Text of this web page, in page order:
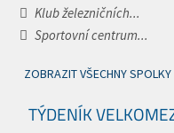
Klub železničních...
Sportovní centrum...
ZOBRAZIT VŠECHNY SPOLKY
TÝDENÍK